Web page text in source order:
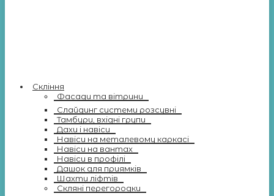
Скління
Фасади та вітрини
Слайдинг системи розсувні
Тамбури, вхідні групи
Дахи і навіси
Навіси на металевому каркасі
Навіси на вантах
Навіси в профілі
Дашок для приямків
Шахти ліфтів
Скляні перегородки